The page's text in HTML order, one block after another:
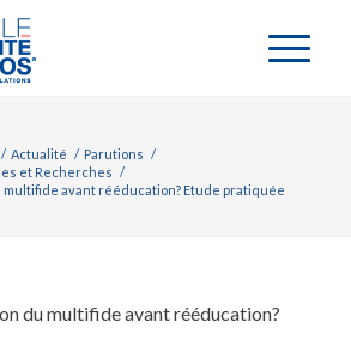
/ Actualité / Parutions /
et Recherches /
multifide avant rééducation? Etude pratiquée
du multifide avant rééducation?